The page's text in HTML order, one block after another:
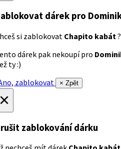
dárek pro
si zablokovat Chapito kabát ?
dárek pak nekoupí pro
ty :)
zablokovat
× Zpět
zablokování dárku